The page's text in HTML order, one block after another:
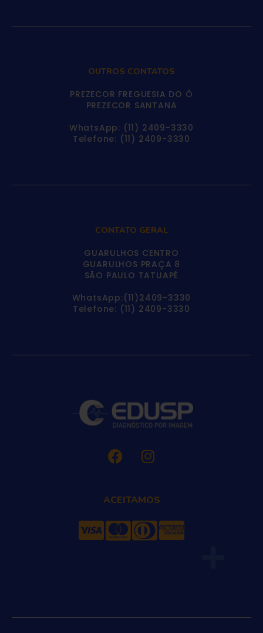
ACEITAMOS
CONTATO GERAL
GUARULHOS CENTRO
GUARULHOS PRAÇA 8
SÃO PAULO TATUAPÉ
WhatsApp:(11)2409-3330
Telefone: (11) 2409-3330
OUTROS CONTATOS
PREZECOR FREGUESIA DO Ó
PREZECOR SANTANA
WhatsApp: (11) 2409-3330
Telefone: (11) 2409-3330